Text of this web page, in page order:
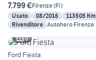
7.799 €Firenze(FI)
Usato
08/2016 113505 Km
Rivenditore Autohero Firenze
6
Ford Fiesta